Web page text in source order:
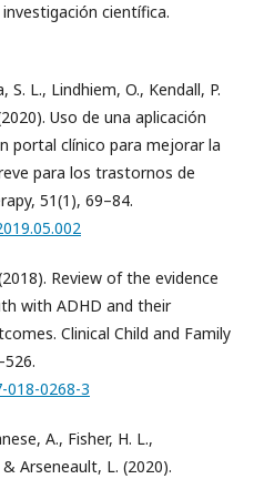
científica.
S. L., Lindhiem, O., Kendall, P.
Uso de una aplicación
portal clínico para mejorar la
para los trastornos de
51(1), 69–84.
Review of the evidence
with ADHD and their
Clinical Child and Family
018-0268-3
A., Fisher, H. L.,
Arseneault, L. (2020).